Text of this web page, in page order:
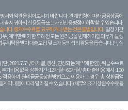
서와 약관을 읽어보시기 바랍니다. 관계 법령에 따라 금융상품에
출 시 귀하의 신용등급 또는 개인신용평점이 하락할 수 있습니다.
니다. 중개수수료를 요구하거나 받는 것은 불법입니다. 일정 기간
, 계약만료 기한 도래전 모든 원리금을 변제해야할 의무가 발생
위탁을 받아 대출모집 및 소개 등의 섭외 활동을 돕습니다. 단, 실
, 2021. 7. 7부터 체결, 갱신, 연장되는 계 약에 한함), 취급수수료
가비용 없음. 상환기간 : 12개월 ~ 60개월 / 총 대출 비용 예시 : 100
용하여 원리금균등상환방법으로 이용하는 경우 총 상환금액
약 내용에 따라 달라질 수 있습니다.) 채무의 조기 상환수수료율